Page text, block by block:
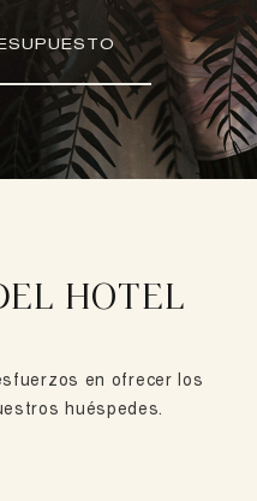
HOTEL
en ofrecer los
huéspedes.